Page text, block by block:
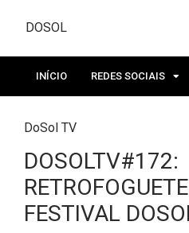
DOSOL
INÍCIO REDES SOCIAIS
DoSol TV
DOSOLTV#172:
FESTIVAL